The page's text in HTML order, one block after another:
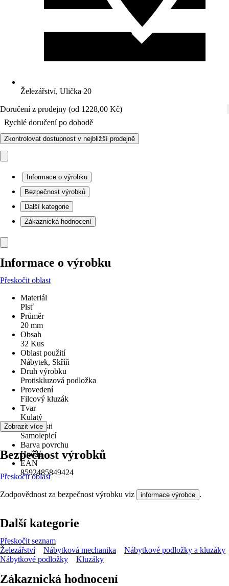
Železářství, Ulička 20
Doručení z prodejny (od 1228,00 Kč)
Rychlé doručení po dohodě
Zkontrolovat dostupnost v nejbližší prodejně
Informace o výrobku
Bezpečnost výrobků
Další kategorie
Zákaznická hodnocení
Informace o výrobku
Přeskočit oblast
Materiál
Plsť
Průměr
20 mm
Obsah
32 Kus
Oblast použití
Nábytek, Skříň
Druh výrobku
Protiskluzová podložka
Provedení
Filcový kluzák
Tvar
Kulatý
Vlastnosti
Samolepicí
Barva povrchu
Hnědá
EAN
8592485849424
Zobrazit více
Bezpečnost výrobků
Přeskočit oblast
Zodpovědnost za bezpečnost výrobku viz informace výrobce .
Další kategorie
Přeskočit seznam
Železářství
Nábytková mechanika
Nábytkové podložky a kluzáky
Nábytkové podložky
Kluzáky
Zákaznická hodnocení